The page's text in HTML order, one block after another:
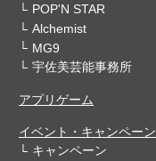
POP'N STAR
Alchemist
MG9
宇佐美芸能事務所
アプリゲーム
イベント・キャンペーン
キャンペーン